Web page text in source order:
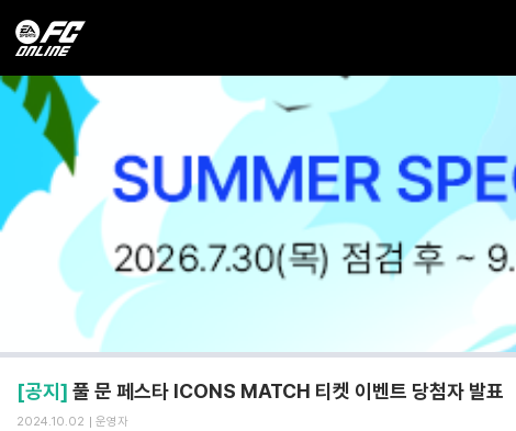
[공지] 풀 문 페스타 ICONS MATCH 티켓 이벤트 당첨자 발표
2024.10.02 운영자